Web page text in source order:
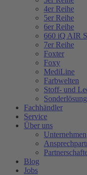
4er Reihe
5er Reihe
6er Reihe
660 iQ AIR
7er Reihe
Foxter
Foxy
MediLine
Farbwelten
Stoff- und
Fachhändler
Service
Über uns
Unternehmen
Blog
Jobs